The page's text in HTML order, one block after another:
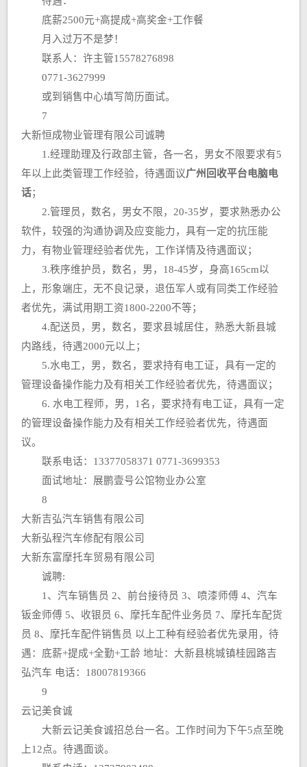
底薪2500元+高提成+高奖金+工作餐
月入过万不是梦！
联系人：许主管15578276898
0771-3627999
或到销售中心填写简历面试。
7
大新恒成物业管理有限公司诚聘
1.经理助理及行政部主管，各一名，男女不限要求有5
年以上此类管理工作经验，待遇面议广州回收平台电脑电
话；
2.管理员，数名，男女不限，20-35岁，要求熟悉办公
软件，较强的沟通协调及应变能力，具有一定的抗压能
力，有物业管理经验者优先，工作详情及待遇面议；
3.秩序维护员，数名，男，18-45岁，身高165cm以
上，形象端庄，无不良记录，退伍军人或有同类工作经验
者优先，满试用期工资1800-2200不等；
4.配送员，男，数名，要求县城居住，熟悉大新县城
内路线，待遇2000元以上；
5.水电工，男，数名，要求持有电工证，具有一定的
管理设备操作能力及有相关工作经验者优先，待遇面议；
6. 水电工程师，男，1名，要求持有电工证，具有一定
的管理设备操作能力及有相关工作经验者优先，待遇面
议。
联系电话：13377058371 0771-3699353
面试地址：展鹏壹号公馆物业办公室
8
大新吉弘汽车销售有限公司
大新弘程汽车修配有限公司
大新东富摩托车贸易有限公司
诚聘:
1、汽车销售员 2、前台接待员 3、喷漆师傅 4、汽车
钣金师傅 5、收银员 6、摩托车配件业务员 7、摩托车配货
员 8、摩托车配件销售员 以上工种有经验者优先录用，待
遇：底薪+提成+全勤+工龄 地址：大新县桃城镇桂园路吉
弘汽车 电话：18007819366
9
云记美食诚
大新云记美食诚招总台一名。工作时间为下午5点至晚
上12点。待遇面谈。